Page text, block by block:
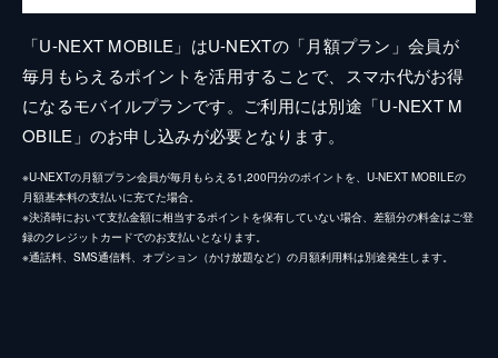
「U-NEXT MOBILE」はU-NEXTの「月額プラン」会員が
毎月もらえるポイントを活用することで、スマホ代がお得
になるモバイルプランです。ご利用には別途「U-NEXT M
OBILE」のお申し込みが必要となります。
※U-NEXTの月額プラン会員が毎月もらえる1,200円分のポイントを、U-NEXT MOBILEの
月額基本料の支払いに充てた場合。
※決済時において支払金額に相当するポイントを保有していない場合、差額分の料金はご登
録のクレジットカードでのお支払いとなります。
※通話料、SMS通信料、オプション（かけ放題など）の月額利用料は別途発生します。